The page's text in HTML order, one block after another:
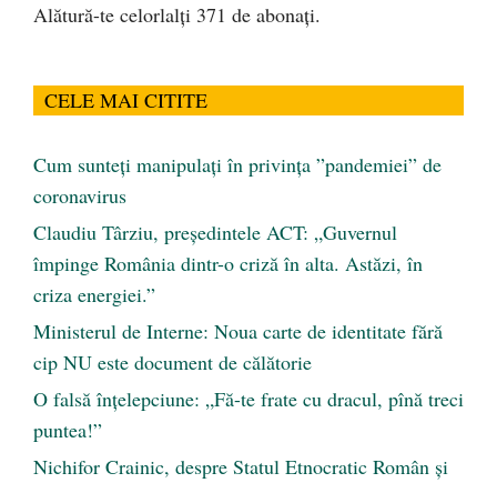
Alătură-te celorlalți 371 de abonați.
CELE MAI CITITE
Cum sunteți manipulați în privința ”pandemiei” de
coronavirus
Claudiu Târziu, președintele ACT: „Guvernul
împinge România dintr-o criză în alta. Astăzi, în
criza energiei.”
Ministerul de Interne: Noua carte de identitate fără
cip NU este document de călătorie
O falsă înțelepciune: „Fă-te frate cu dracul, pînă treci
puntea!”
Nichifor Crainic, despre Statul Etnocratic Român şi